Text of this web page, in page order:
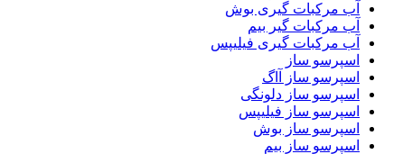
آب مرکبات گیری بوش
آب مرکبات گیر بیم
آب مرکبات گیری فیلیپس
اسپرسو ساز
اسپرسو ساز آاگ
اسپرسو ساز دلونگی
اسپرسو ساز فیلیپس
اسپرسو ساز بوش
اسپرسو ساز بیم